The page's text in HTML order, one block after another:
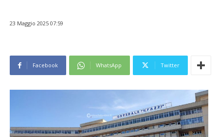
23 Maggio 2025 07:59
Facebook WhatsApp Twitter